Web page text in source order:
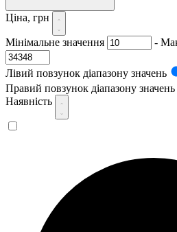
Ціна, грн
Мінімальне значення -
Лівий повзунок діапазону значень
Правий повзунок діапазону значень
Наявність